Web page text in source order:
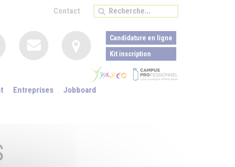
Contact
Candidature en ligne
Kit inscription
Entreprises Jobboard